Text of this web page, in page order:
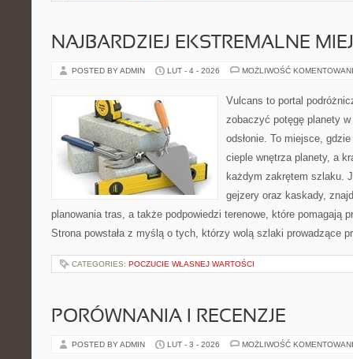
NAJBARDZIEJ EKSTREMALNE
POSTED BY ADMIN LUT - 4 - 2026 MOŻLIWOŚĆ
Vulcans to portal
zobaczyć potęgę planety
odsłonie. To miejsce,
cieple wnętrza planety, a
każdym zakrętem szlaku.
gejzery oraz kaskady,
planowania tras, a także podpowiedzi terenowe, które pomagają
Strona powstała z myślą o tych, którzy wolą szlaki prowadzące
CATEGORIES: POCZUCIE WŁASNEJ WARTOŚCI
PORÓWNANIA I RECENZJE
POSTED BY ADMIN LUT - 3 - 2026 MOŻLIWOŚĆ